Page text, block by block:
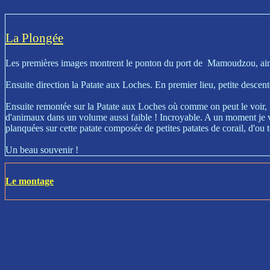
La Plongée
Les premières images montrent le ponton du port de Mamoudzou,
Ensuite direction la Patate aux Loches. En premier lieu, petite
Ensuite remontée sur la Patate aux Loches où comme on peut le
d'animaux dans un volume aussi faible ! Incroyable. A un moment
planquées sur cette patate composée de petites patates de corail,
Un beau souvenir !
Le montage